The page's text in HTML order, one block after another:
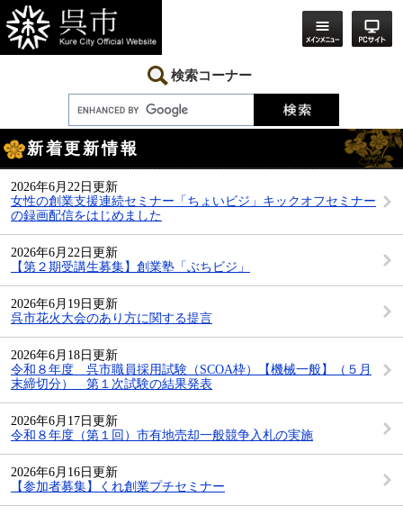
ー
ジ
の
ニ
ュ
ー
て
本
文
へ
検索コーナー
文
新着更新情報
2026年6月22日更新
女性の創業支援連続セミナー「ちょいビジ」キックオフセミナー
の録画配信をはじめました
2026年6月22日更新
【第２期受講生募集】創業塾「ぶちビジ」
2026年6月19日更新
呉市花火大会のあり方に関する提言
2026年6月18日更新
令和８年度 呉市職員採用試験（SCOA枠）【機械一般】（５月
末締切分） 第１次試験の結果発表
2026年6月17日更新
令和８年度（第１回）市有地売却一般競争入札の実施
2026年6月16日更新
【参加者募集】くれ創業プチセミナー